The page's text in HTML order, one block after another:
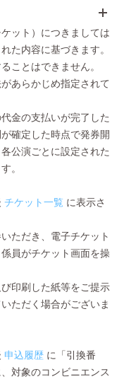
ット）につきましては
た内容に基づきます。
ことはできません。
あらかじめ指定されて
金の支払いが完了した
確定した時点で発券開
公演ごとに設定された
。
チケット一覧 に表示さ
ただき、電子チケット
員がチケット画面を操
印刷した紙等をご提示
ただく場合がございま
申込履歴 に「引換番
対象のコンビニエンス